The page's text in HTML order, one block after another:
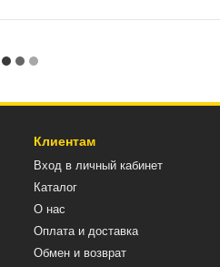
Клиентам
Вход в личный кабинет
Каталог
О нас
Оплата и доставка
Обмен и возврат